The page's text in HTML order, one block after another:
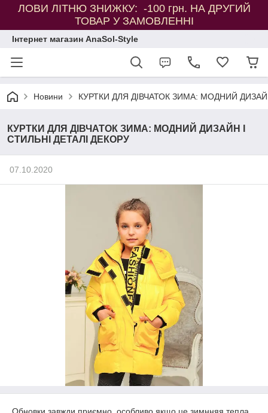
ЛОВИ ЛІТНЮ ЗНИЖКУ: -100 грн. НА ДРУГИЙ
ТОВАР У ЗАМОВЛЕННІ
Інтернет магазин AnaSol-Style
Новини КУРТКИ ДЛЯ ДІВЧАТОК ЗИМА: МОДНИЙ
КУРТКИ ДЛЯ ДІВЧАТОК ЗИМА: МОДНИЙ ДИЗАЙН І
СТИЛЬНІ ДЕТАЛІ ДЕКОРУ
07.10.2020